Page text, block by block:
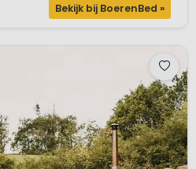
Bekijk bij BoerenBed »